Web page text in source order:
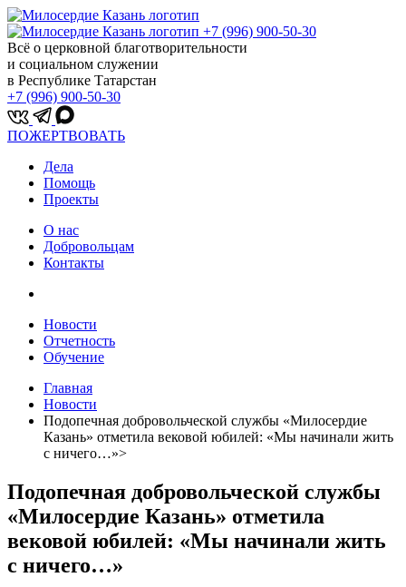
+7 (996) 900-50-30
Всё о церковной благотворительности
и социальном служении
в Республике Татарстан
+7 (996) 900-50-30
ПОЖЕРТВОВАТЬ
Дела
Помощь
Проекты
О нас
Добровольцам
Контакты
Новости
Отчетность
Обучение
Главная
Новости
Подопечная добровольческой службы «Милосердие
Казань» отметила вековой юбилей: «Мы начинали жить
с ничего…»>
Подопечная добровольческой службы
«Милосердие Казань» отметила
вековой юбилей: «Мы начинали жить
с ничего…»